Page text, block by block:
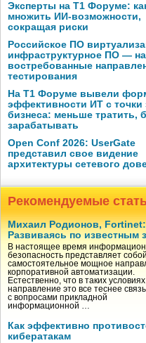
Эксперты на Т1 Форуме:
множить ИИ-возможности,
сокращая риски
Российское ПО
инфраструктурное ПО —
востребованные
тестирования
На Т1 Форуме вывели
эффективности ИТ с точки
бизнеса: меньше тратить,
зарабатывать
Open Conf 2026: UserGate
представил свое видение
архитектуры сетевого
Рекомендуемые
Михаил Родионов, Fortinet:
Развиваясь по известным
В настоящее время
безопасность представляет
самостоятельное мощное
корпоративной автоматизации.
Естественно, что в таких условиях
направление это все теснее
с вопросами прикладной
информационной …
Как эффективно
кибератакам